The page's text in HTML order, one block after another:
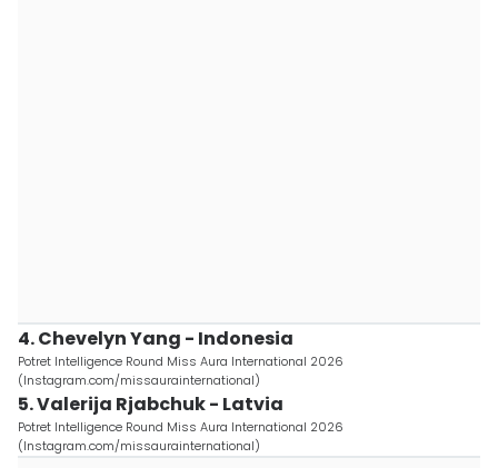
4. Chevelyn Yang - Indonesia
Potret Intelligence Round Miss Aura International 2026
(Instagram.com/missaurainternational)
5. Valerija Rjabchuk - Latvia
Potret Intelligence Round Miss Aura International 2026
(Instagram.com/missaurainternational)